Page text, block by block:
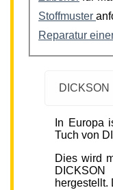
Stoffmuster
Reparatur
DICKSON
In Europa
Tuch von
Dies wird
hergestellt.